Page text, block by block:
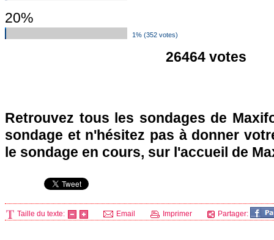
20%
1% (352 votes)
26464 votes
Retrouvez tous les sondages de
sondage et n'hésitez pas à donner
le sondage en cours, sur l'accueil de
Taille du texte: Email Imprimer Partager: